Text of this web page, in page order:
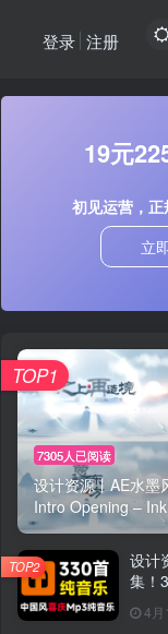
登录 注册
19元
初见运营，
立
7305人已阅读
设计资源丨AE水墨
Intro Opening –
TOP1
设计
集！
MP3
4月
TOP2